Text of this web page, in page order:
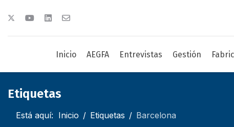
Inicio AEGFA Entrevistas Gestión
Etiquetas
Está aquí: Inicio Etiquetas Barcelona